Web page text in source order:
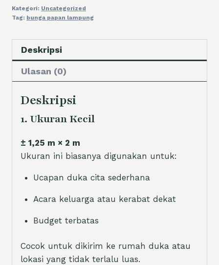
lampung
Kategori: Uncategorized
Tag: bunga papan lampung
Deskripsi
Ulasan (0)
Deskripsi
1. Ukuran Kecil
± 1,25 m × 2 m
Ukuran ini biasanya digunakan untuk:
Ucapan duka cita sederhana
Acara keluarga atau kerabat dekat
Budget terbatas
Cocok untuk dikirim ke rumah duka atau
lokasi yang tidak terlalu luas.